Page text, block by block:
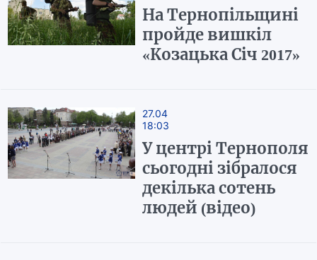
На Тернопільщині
пройде вишкіл
«Козацька Січ 2017»
27.04
18:03
У центрі Тернополя
сьогодні зібралося
декілька сотень
людей (відео)